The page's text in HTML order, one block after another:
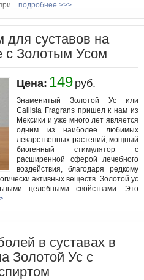
подробнее >>>
для суставов на
с Золотым Усом
Цена: 149 руб.
Знаменитый Золотой Ус или
Callisia Fragrans пришел к нам из
Мексики и уже много лет является
одним из наиболее любимых
лекарственных растений, мощный
биогенный стимулятор с
расширенной сферой лечебного
воздействия, благодаря редкому
активных веществ. Золотой ус
целебными свойствами. Это
в суставах в
Золотой Ус с